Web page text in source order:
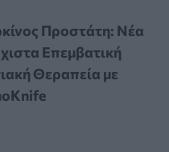
Προστάτη: Νέα
Επεμβατική
Θεραπεία με